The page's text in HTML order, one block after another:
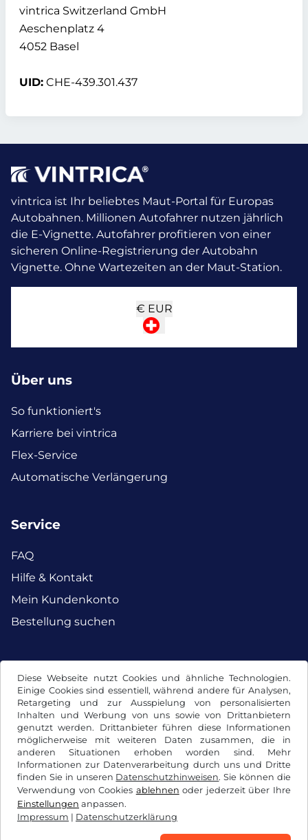
Diese Webseite nutzt Cookies und ähnliche Technologien.
Einige Cookies sind essentiell, während andere für Analysen,
Retargeting und zur Ausspielung von personalisierten
Inhalten und Werbung von uns sowie von Drittanbietern
genutzt werden. Drittanbieter führen diese Informationen
möglicherweise mit weiteren Daten zusammen, die in
anderen Situationen erhoben worden sind. Mehr
Informationen zur Datenverarbeitung durch uns und Dritte
finden Sie in unseren Datenschutzhinweisen. Sie können die
Verwendung von Cookies ablehnen oder jederzeit über Ihre
Einstellungen anpassen.
Impressum | Datenschutzerklärung
vintrica Switzerland GmbH
Aeschenplatz 4
4052 Basel
UID: CHE-439.301.437
vintrica ist Ihr beliebtes Maut-Portal für Europas
Autobahnen. Millionen Autofahrer nutzen jährlich
die E-Vignette. Autofahrer profitieren von einer
sicheren Online-Registrierung der Autobahn
Vignette. Ohne Wartezeiten an der Maut-Station.
€ EUR
Über uns
So funktioniert's
Karriere bei vintrica
Flex-Service
Automatische Verlängerung
Service
FAQ
Hilfe & Kontakt
Mein Kundenkonto
Bestellung suchen
AGB / Widerrufsrecht
Datenschutzerklärung